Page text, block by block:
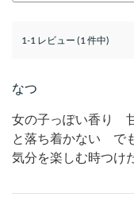
1-1 レビュー (1 件中)
なつ
女の子っぽい香り
と落ち着かない で
気分を楽しむ時つけ